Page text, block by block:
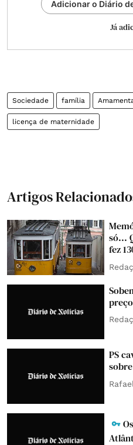
Adicionar o Diário
Já
Sociedade família
licença de maternidade
Artigos
só...
fez
PS